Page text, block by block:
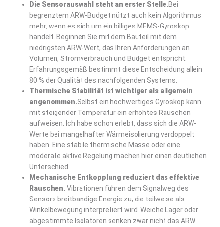
Die Sensorauswahl steht an erster Stelle.Bei
begrenztem ARW-Budget nützt auch kein Algorithmus
mehr, wenn es sich um ein billiges MEMS-Gyroskop
handelt. Beginnen Sie mit dem Bauteil mit dem
niedrigsten ARW-Wert, das Ihren Anforderungen an
Volumen, Stromverbrauch und Budget entspricht.
Erfahrungsgemäß bestimmt diese Entscheidung allein
80 % der Qualität des nachfolgenden Systems.
Thermische Stabilität ist wichtiger als allgemein
angenommen.Selbst ein hochwertiges Gyroskop kann
mit steigender Temperatur ein erhöhtes Rauschen
aufweisen. Ich habe schon erlebt, dass sich die ARW-
Werte bei mangelhafter Wärmeisolierung verdoppelt
haben. Eine stabile thermische Masse oder eine
moderate aktive Regelung machen hier einen deutlichen
Unterschied.
Mechanische Entkopplung reduziert das effektive
Rauschen. Vibrationen führen dem Signalweg des
Sensors breitbandige Energie zu, die teilweise als
Winkelbewegung interpretiert wird. Weiche Lager oder
abgestimmte Isolatoren senken zwar nicht das ARW